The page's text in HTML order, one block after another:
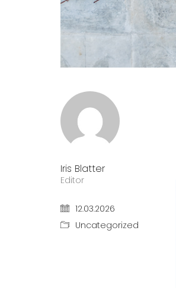
Iris Blatter
Editor
12.03.2026
Uncategorized